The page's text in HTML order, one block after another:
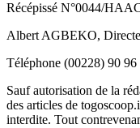
Récépissé N°0044/
Albert AGBEKO,
Téléphone (00228) 90 96
Sauf autorisation de la
des articles de
interdite. Tout